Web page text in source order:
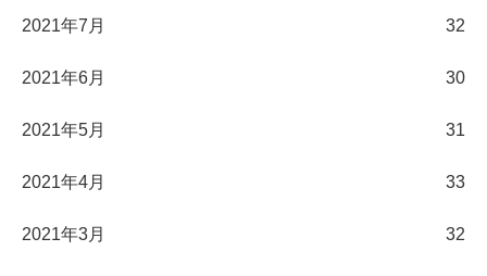
2021年7月 32
2021年6月 30
2021年5月 31
2021年4月 33
2021年3月 32